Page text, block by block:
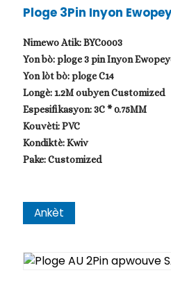
Ploge 3Pin Inyon
Nimewo Atik: BYC0003
Yon bò: ploge 3 pin Inyon
Yon lòt bò: ploge C14
Longè: 1.2M oubyen Customized
Espesifikasyon: 3C * 0.75MM
Kouvèti: PVC
Kondiktè: Kwiv
Pake: Customized
Ankèt